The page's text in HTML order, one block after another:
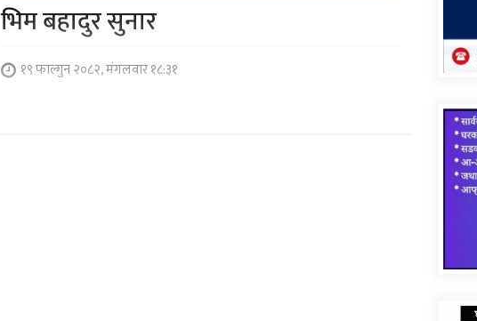
भिम बहादुर सुनार
१९ फाल्गुन २०८२, मंगलवार १८:३१